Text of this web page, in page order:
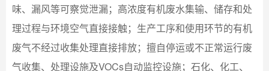
味、漏风等可察觉泄漏；高浓度有机废水集输、储存和处
理过程与环境空气直接接触；生产工序和使用环节的有机
废气不经过收集处理直接排放；擅自停运或不正常运行废
气收集、处理设施及VOCs自动监控设施；石化、化工、